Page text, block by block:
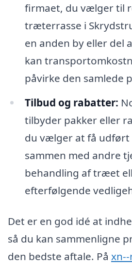
firmaet, du vælger til
træterrasse i
en anden by eller del
kan
påvirke den samlede
Tilbud og rabatter:
tilbyder pakker eller
du vælger at få udført
sammen med andre
behandling af træet
efterfølgende
Det er en god idé at
så du kan sammenligne
den bedste aftale. På